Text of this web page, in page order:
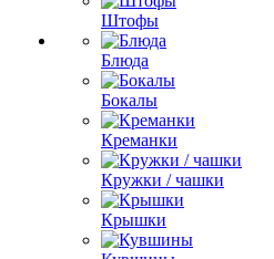
Штофы
Блюда
Бокалы
Креманки
Кружки / чашки
Крышки